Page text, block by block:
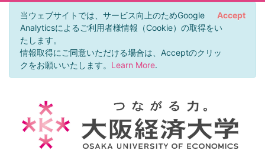
当ウェブサイトでは、サービス向上のためGoogle
Analyticsによるご利用者様情報（Cookie）の取得をい
たします。
情報取得にご同意いただける場合は、Acceptのクリッ
クをお願いいたします。 Learn More.
Accept